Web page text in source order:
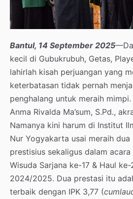
Bantul, 14 September 2025
kecil di Gubukrubuh, Getas,
lahirlah kisah perjuangan yang
keterbatasan tidak pernah
penghalang untuk meraih
Anma Rivalda Ma’sum, S.Pd.,
Namanya kini harum di Institut
Nur Yogyakarta usai meraih dua
prestisius sekaligus dalam
Wisuda Sarjana ke-17 & Haul
2024/2025. Dua prestasi itu
terbaik dengan IPK 3,77 (